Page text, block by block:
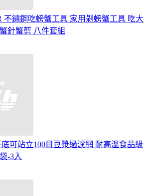
鏽鋼吃螃蟹工具 家用剝螃蟹工具 吃大
針蟹剪 八件套組
可站立100目豆漿過濾網 耐高溫食品級
-3入